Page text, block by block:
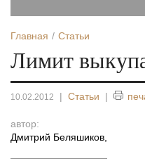
Главная Статьи
Лимит
10.02.2012 | Статьи |
автор:
Дмитрий Беляшиков